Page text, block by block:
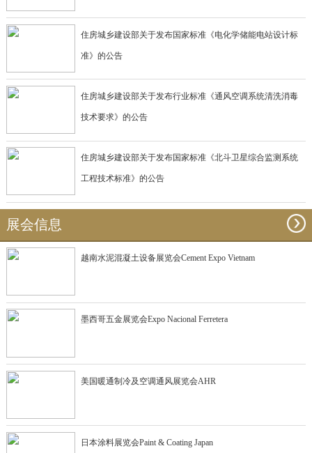
住房城乡建设部关于发布国家标准《电化学储能电站设计标
准》的公告
住房城乡建设部关于发布行业标准《通风空调系统清洗消毒
技术要求》的公告
住房城乡建设部关于发布国家标准《北斗卫星综合监测系统
工程技术标准》的公告
展会信息
越南水泥混凝土设备展览会Cement Expo Vietnam
墨西哥五金展览会Expo Nacional Ferretera
美国暖通制冷及空调通风展览会AHR
日本涂料展览会Paint & Coating Japan